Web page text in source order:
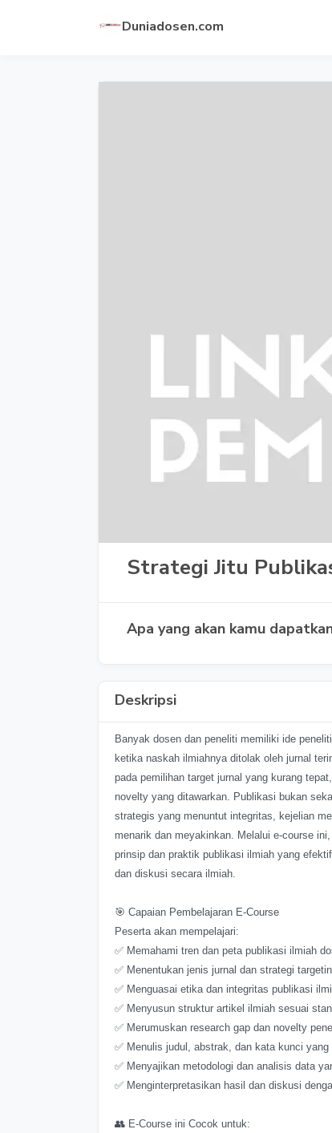
Duniadosen.com
Strategi Jitu
Apa yang akan kamu
Deskripsi
Banyak dosen dan peneliti memiliki ide
ketika naskah ilmiahnya ditolak oleh jurnal
pada pemilihan target jurnal yang kurang
novelty yang ditawarkan. Publikasi bukan
strategis yang menuntut integritas, kejelian
menarik dan meyakinkan. Melalui e-course
prinsip dan praktik publikasi ilmiah yang
dan diskusi secara ilmiah.
🎯 Capaian Pembelajaran E-Course
Peserta akan mempelajari:
✅ Memahami tren dan peta publikasi ilmiah
✅ Menentukan jenis jurnal dan strategi
✅ Menguasai etika dan integritas publikasi
✅ Menyusun struktur artikel ilmiah sesuai
✅ Merumuskan research gap dan novelty
✅ Menulis judul, abstrak, dan kata kunci yang
✅ Menyajikan metodologi dan analisis data
✅ Menginterpretasikan hasil dan diskusi
👥 E-Course ini Cocok untuk: